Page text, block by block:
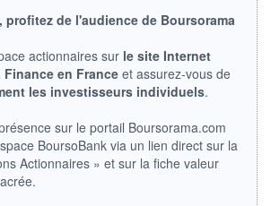
+ BAS
CAPITAL ÉCHANGÉ
0,23%
22 632 MUSD
LIMITE À LA
HAUSSE
profitez de l'audience de Boursorama
actionnaires sur le site Internet
en France et assurez-vous de
les investisseurs individuels.
sur le portail Boursorama.com
BoursoBank via un lien direct sur la
Actionnaires » et sur la fiche valeur